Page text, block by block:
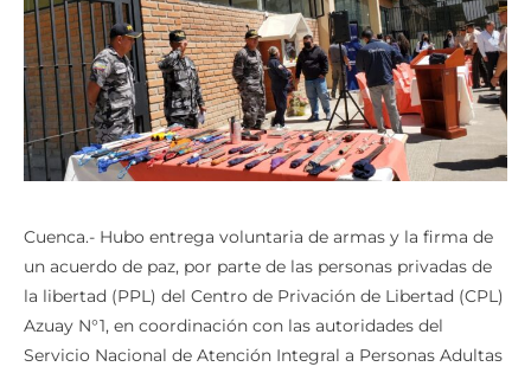
Cuenca.- Hubo entrega voluntaria de armas y la firma de
un acuerdo de paz, por parte de las personas privadas de
la libertad (PPL) del Centro de Privación de Libertad (CPL)
Azuay N°1, en coordinación con las autoridades del
Servicio Nacional de Atención Integral a Personas Adultas